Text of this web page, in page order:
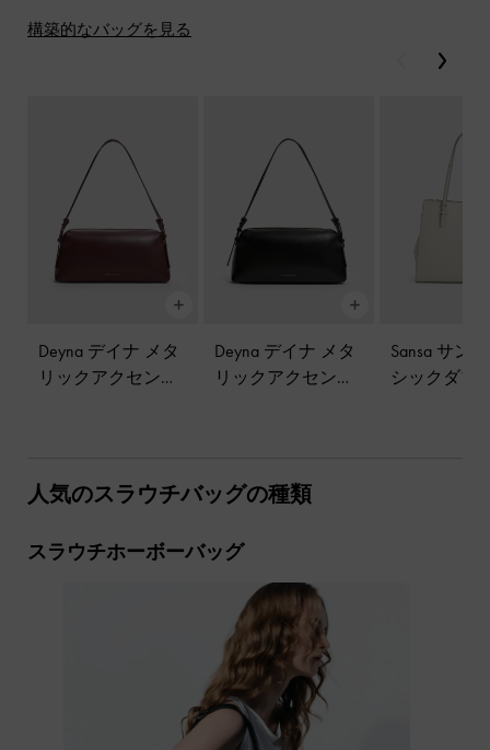
構築的なバッグを見る
Deyna デイナ メタ
リックアクセント
ッド
Deyna デイナ メタ
リックアクセント
Sansa サン
シックダブ
戻る
人気のスラウチバッグの種類
スラウチホーボーバッグ